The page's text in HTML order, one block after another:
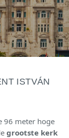
ISTVÁN
96 meter hoge
grootste kerk